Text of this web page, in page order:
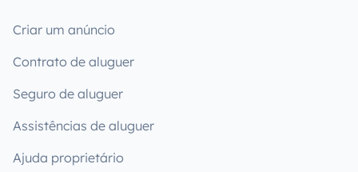
Criar um anúncio
Contrato de aluguer
Seguro de aluguer
Assistências de aluguer
Ajuda proprietário